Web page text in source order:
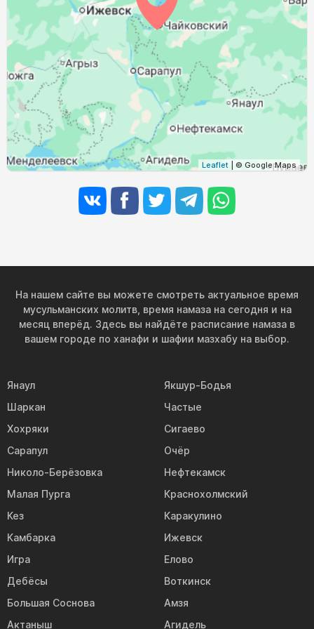
31, Пн 04:12 06:24 13:24 17:08 20:23 22:23
Leaflet | © Google Maps
На нашем сайте вы можете смотреть актуальное время
мусульманских молитв, время намаза на сегодня и на
месяц вперёд. Здесь вы найдёте расписание намаза в
вашем городе по ханафи и шафии мазхабу на выбор.
Янаул
Якшур-Бодья
Шаркан
Частые
Хохряки
Сигаево
Сарапул
Очёр
Николо-Берёзовка
Нефтекамск
Малая Пурга
Краснохолмский
Кез
Каракулино
Камбарка
Ижевск
Игра
Елово
Дебёсы
Воткинск
Большая Соснова
Амзя
Актаныш
Агидель